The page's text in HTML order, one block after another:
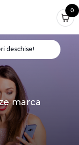
0
deschise!
marca